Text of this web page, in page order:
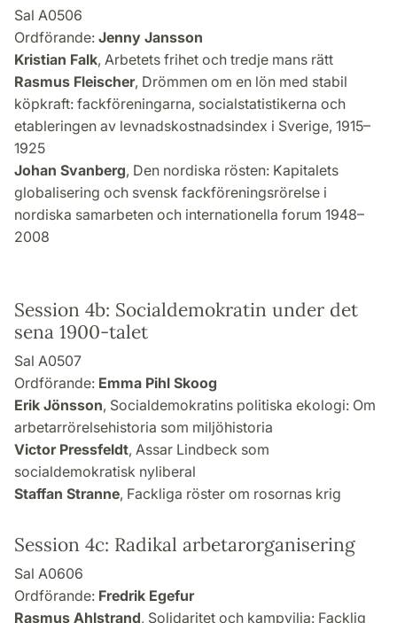
Sal A0506
Ordförande: Jenny Jansson
Kristian Falk, Arbetets frihet och tredje mans rätt
Rasmus Fleischer, Drömmen om en lön med stabil
köpkraft: fackföreningarna, socialstatistikerna och
etableringen av levnadskostnadsindex i Sverige, 1915–
1925
Johan Svanberg, Den nordiska rösten: Kapitalets
globalisering och svensk fackföreningsrörelse i
nordiska samarbeten och internationella forum 1948–
2008
Session 4b: Socialdemokratin under det
sena 1900-talet
Sal A0507
Ordförande: Emma Pihl Skoog
Erik Jönsson, Socialdemokratins politiska ekologi: Om
arbetarrörelsehistoria som miljöhistoria
Victor Pressfeldt, Assar Lindbeck som
socialdemokratisk nyliberal
Staffan Stranne, Fackliga röster om rosornas krig
Session 4c: Radikal arbetarorganisering
Sal A0606
Ordförande: Fredrik Egefur
Rasmus Ahlstrand, Solidaritet och kampvilja: Facklig